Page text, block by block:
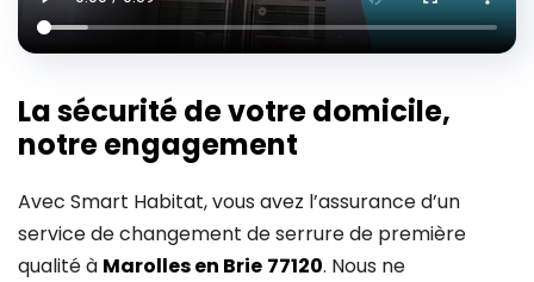
La sécurité de votre domicile,
notre engagement
Avec Smart Habitat, vous avez l’assurance d’un
service de changement de serrure de première
qualité à Marolles en Brie 77120. Nous ne